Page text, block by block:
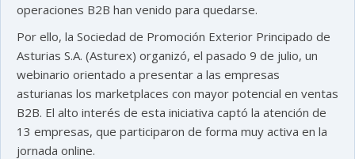
operaciones B2B han venido para quedarse.
Por ello, la Sociedad de Promoción Exterior Principado de
Asturias S.A. (Asturex) organizó, el pasado 9 de julio, un
webinario orientado a presentar a las empresas
asturianas los marketplaces con mayor potencial en ventas
B2B. El alto interés de esta iniciativa captó la atención de
13 empresas, que participaron de forma muy activa en la
jornada online.